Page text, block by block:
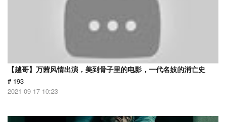
【越哥】万茜风情出演，美到骨子里的电影，一代名妓的消亡史
# 193
2021-09-17 10:23